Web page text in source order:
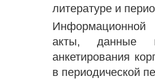
литературе и
Информационной
акты, данные
анкетирования
в периодической